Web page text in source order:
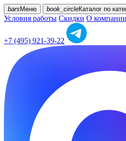
bars Меню book_circleКаталог по
Условия работы Скидки О компании
+7 (495) 921-39-22